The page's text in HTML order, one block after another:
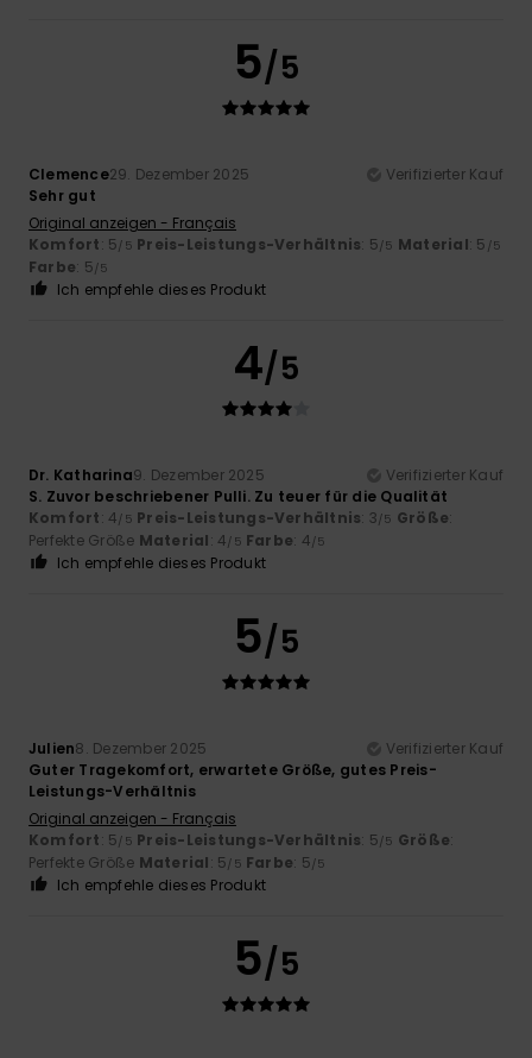
5/5
Clemence29. Dezember 2025
Verifizierter Kauf
Sehr gut
Original anzeigen - Français
Komfort: 5/5 Preis-Leistungs-Verhältnis: 5/5 Material: 5 /5
Farbe: 5/5
Ich empfehle dieses Produkt
4/5
Dr. Katharina9. Dezember 2025
Verifizierter Kauf
S. Zuvor beschriebener Pulli. Zu teuer für die Qualität
Komfort: 4/5 Preis-Leistungs-Verhältnis: 3/5 Größe:
Perfekte Größe Material: 4/5 Farbe: 4/5
Ich empfehle dieses Produkt
5/5
Julien8. Dezember 2025
Verifizierter Kauf
Guter Tragekomfort, erwartete Größe, gutes Preis-
Leistungs-Verhältnis
Original anzeigen - Français
Komfort: 5/5 Preis-Leistungs-Verhältnis: 5/5 Größe:
Perfekte Größe Material: 5/5 Farbe: 5/5
Ich empfehle dieses Produkt
5/5